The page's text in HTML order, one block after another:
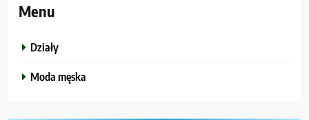
Menu
Działy
Moda męska